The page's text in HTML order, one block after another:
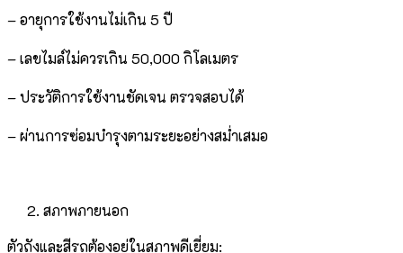
– อายุการใช้งานไม่เกิน 5 ปี
– เลขไมล์ไม่ควรเกิน 50,000 กิโลเมตร
– ประวัติการใช้งานชัดเจน ตรวจสอบได้
– ผ่านการซ่อมบำรุงตามระยะอย่างสม่ำเสมอ
สภาพภายนอก
ตัวถังและสีรถต้องอยู่ในสภาพดีเยี่ยม: